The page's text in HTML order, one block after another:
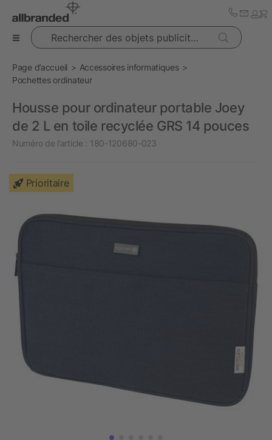
Rechercher des objets publicitaires
Page d’accueil
Accessoires informatiques
Pochettes ordinateur
Housse pour ordinateur portable Joey
de 2 L en toile recyclée GRS 14 pouces
Numéro de l’article : 180-120680-023
Prioritaire